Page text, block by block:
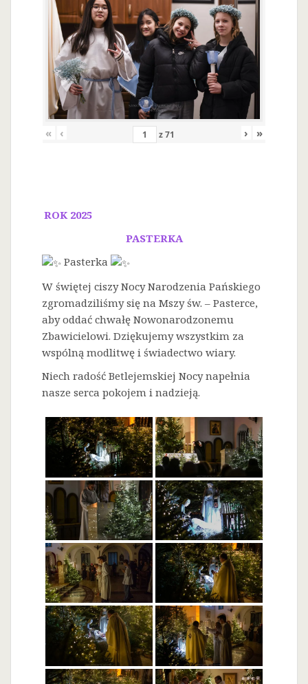
« ‹ z71 › »
ROK 2025
PASTERKA
Pasterka
W świętej ciszy Nocy Narodzenia Pańskiego
zgromadziliśmy się na Mszy św. – Pasterce,
aby oddać chwałę Nowonarodzonemu
Zbawicielowi. Dziękujemy wszystkim za
wspólną modlitwę i świadectwo wiary.
Niech radość Betlejemskiej Nocy napełnia
nasze serca pokojem i nadzieją.